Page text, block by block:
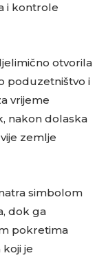
i kontrole
otvorila
poduzetništvo i
vrijeme
nakon dolaska
zemlje
simbolom
dok ga
pokretima
je